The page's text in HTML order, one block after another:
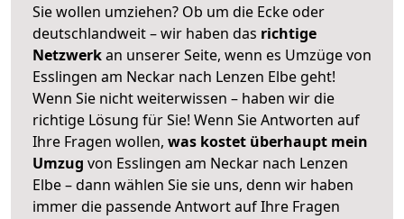
Sie wollen umziehen? Ob um die Ecke oder
deutschlandweit – wir haben das richtige
Netzwerkan unserer Seite, wenn es Umzüge von
Esslingen am Neckar nach Lenzen Elbe geht!
Wenn Sie nicht weiterwissen – haben wir die
richtige Lösung für Sie! Wenn Sie Antworten auf
Ihre Fragen wollen, was kostet überhaupt mein
Umzug von Esslingen am Neckar nach Lenzen
Elbe – dann wählen Sie sie uns, denn wir haben
immer die passende Antwort auf Ihre Fragen